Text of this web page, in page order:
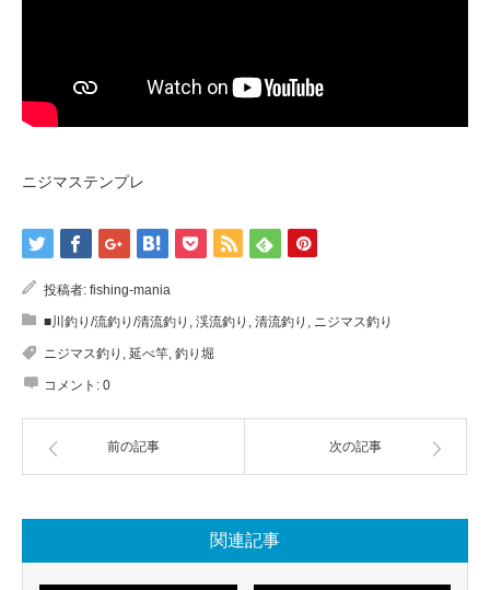
ニジマステンプレ
投稿者: fishing-mania
■川釣り/流釣り/清流釣り , 渓流釣り , 清流釣り , ニジマス釣り
ニジマス釣り , 延べ竿, 釣り堀
コメント: 0
前の記事 次の記事
関連記事